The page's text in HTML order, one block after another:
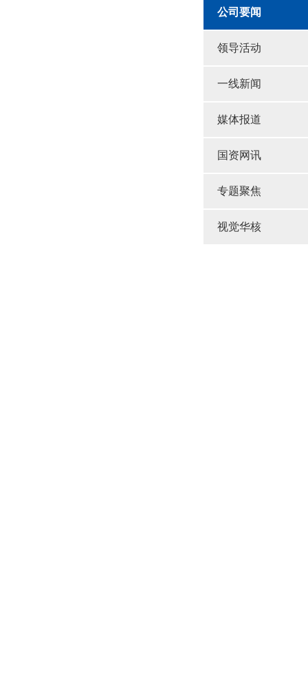
公司要闻
领导活动
一线新闻
媒体报道
国资网讯
专题聚焦
视觉华核